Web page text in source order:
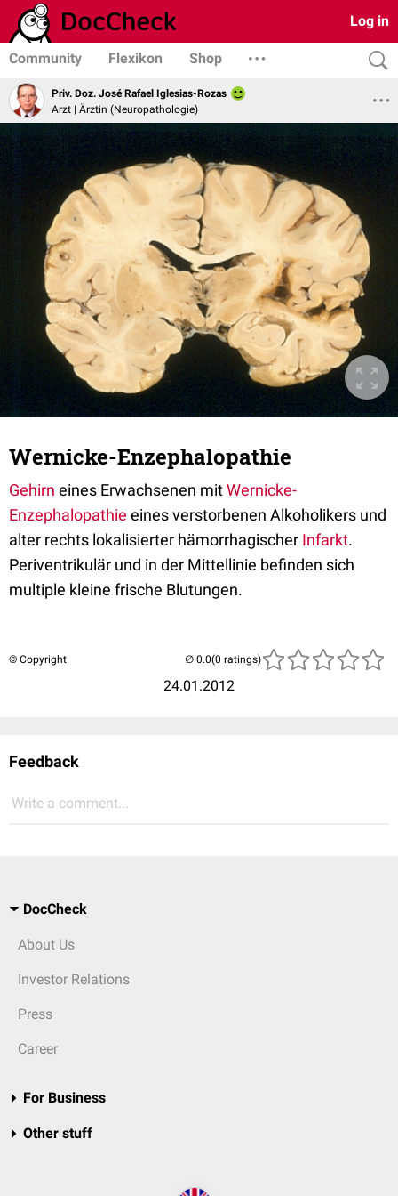
Log in
Community Flexikon Shop
Priv. Doz. José Rafael Iglesias-Rozas
Arzt | Ärztin (Neuropathologie)
Wernicke-Enzephalopathie
Gehirn eines Erwachsenen mitWernicke-
Enzephalopathie eines verstorbenen Alkoholikers und
alter rechts lokalisierter hämorrhagischer Infarkt.
Periventrikulär und in der Mittellinie befinden sich
multiple kleine frische Blutungen.
© Copyright
24.01.2012
(0 ratings)
Feedback
Write a comment...
DocCheck
About Us
Investor Relations
Press
Career
For Business
Other stuff